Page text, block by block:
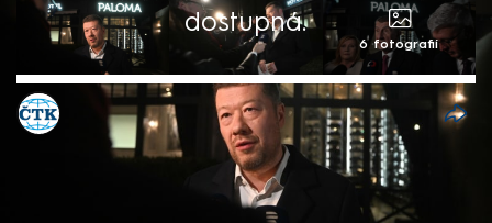
dostupná.
6 fotografií
ČTK
Akt. 13. lis 2025, 21:46
• 13. lis 2025, 21:24
V nové koalici panuje podle šéfa Motoristů
Petra Macinky a předsedy SPD Tomia